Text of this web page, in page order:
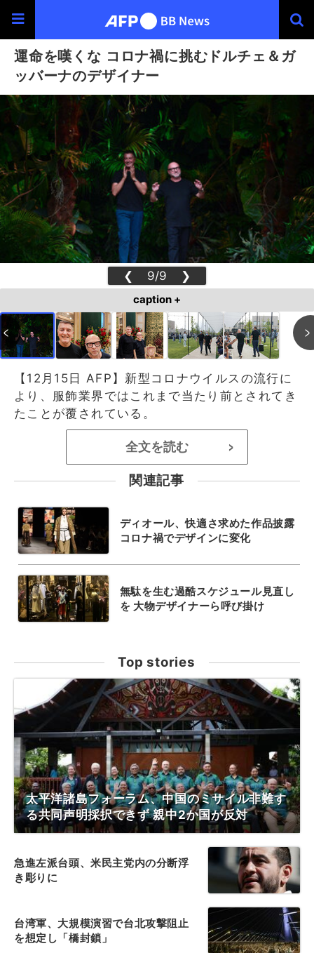
運命を嘆くな コロナ禍に挑むドルチェ＆ガ
ッバーナのデザイナー
❮ 9/9 ❯
caption +
【12月15日 AFP】新型コロナウイルスの流行に
より、服飾業界ではこれまで当たり前とされてき
たことが覆されている。
全文を読む >
関連記事
ディオール、快適さ求めた作品披露
コロナ禍でデザインに変化
無駄を生む過酷スケジュール見直し
を 大物デザイナーら呼び掛け
Top stories
太平洋諸島フォーラム、中国のミサイル非難す
る共同声明採択できず 親中2か国が反対
急進左派台頭、米民主党内の分断浮
き彫りに
台湾軍、大規模演習で台北攻撃阻止
を想定し「橋封鎖」